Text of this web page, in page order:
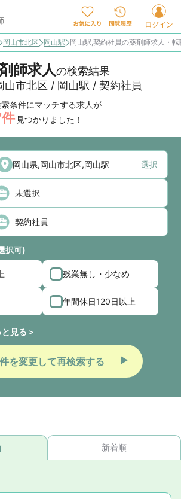
岡山市北区 岡山駅 岡山駅,契約社員の薬剤師求人・
師求人の検索結果
山市北区 / 岡山駅 / 契約社員
条件にマッチする求人が
件 見つかりました！
選択
択可)
残業無し・少なめ
年間休日120日以上
見る
を変更して再検索する
新着順